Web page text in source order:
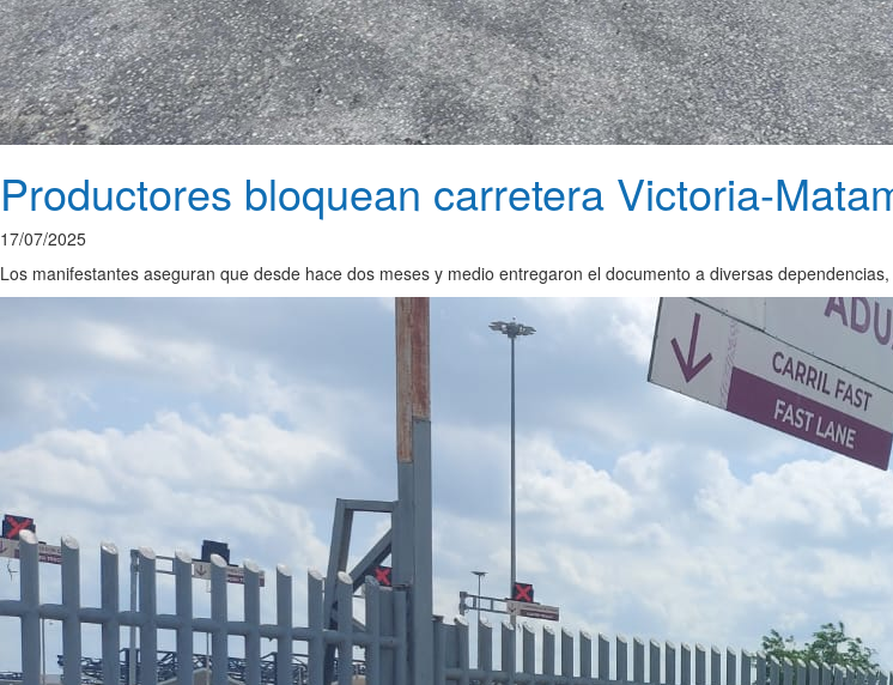
Productores bloquean carretera Victoria-
17/07/2025
Los manifestantes aseguran que desde hace dos meses y medio entregaron el documento a diversas